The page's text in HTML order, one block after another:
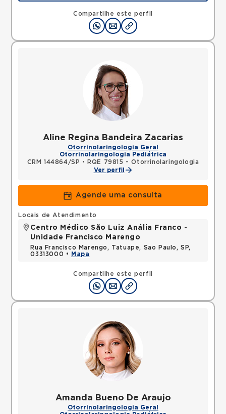
Compartilhe este perfil
Rua Walter Figueira, Ceramica, Sao Caetano do
Sul, SP, 09531205 •
Mapa
Aline Regina Bandeira Zacarias
Otorrinolaringologia Geral
Otorrinolaringologia Pediátrica
CRM 144864/SP •
RQE 79815 - Otorrinolaringologia
Ver perfil
Agende uma consulta
Compartilhe este perfil
Locais de Atendimento
Centro Médico São Luiz Anália Franco -
Unidade Francisco Marengo
Rua Francisco Marengo, Tatuape, Sao Paulo, SP,
03313000 •
Mapa
Amanda Bueno De Araujo
Otorrinolaringologia Geral